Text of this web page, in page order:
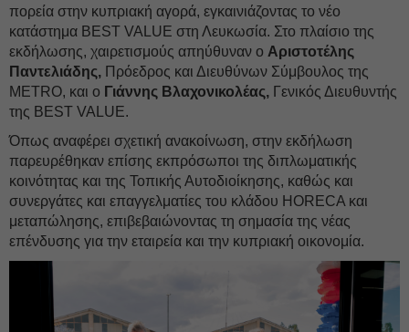
πορεία στην κυπριακή αγορά, εγκαινιάζοντας το νέο
κατάστημα BEST VALUE στη Λευκωσία. Στο πλαίσιο της
εκδήλωσης, χαιρετισμούς απηύθυναν ο Αριστοτέλης
Παντελιάδης, Πρόεδρος και Διευθύνων Σύμβουλος της
METRO, και ο Γιάννης Βλαχονικολέας, Γενικός Διευθυντής
της BEST VALUE.
Όπως αναφέρει σχετική ανακοίνωση, στην εκδήλωση
παρευρέθηκαν επίσης εκπρόσωποι της διπλωματικής
κοινότητας και της Τοπικής Αυτοδιοίκησης, καθώς και
συνεργάτες και επαγγελματίες του κλάδου HORECA και
μεταπώλησης, επιβεβαιώνοντας τη σημασία της νέας
επένδυσης για την εταιρεία και την κυπριακή οικονομία.